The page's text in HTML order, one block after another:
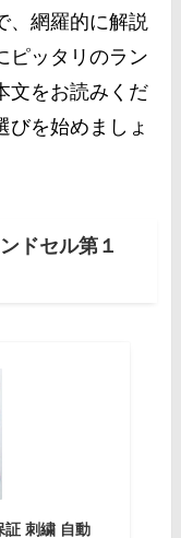
、網羅的に解説
ピッタリのラン
文をお読みくだ
びを始めましょ
ドセル第１
証 刺繍 自動